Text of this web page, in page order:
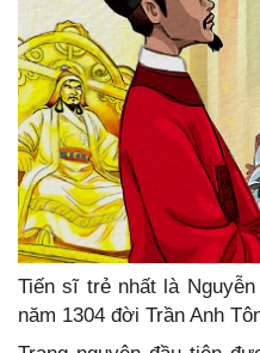
Tiến sĩ trẻ nhất là
năm 1304 đời Trần Anh